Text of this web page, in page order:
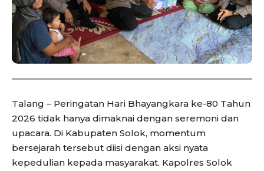
Talang – Peringatan Hari Bhayangkara ke-80 Tahun
2026 tidak hanya dimaknai dengan seremoni dan
upacara. Di Kabupaten Solok, momentum
bersejarah tersebut diisi dengan aksi nyata
kepedulian kepada masyarakat. Kapolres Solok